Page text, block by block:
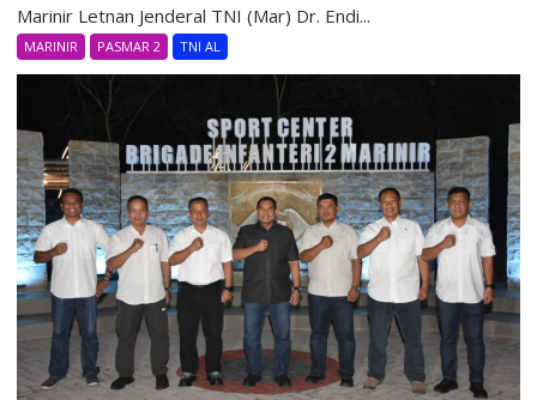
Marinir Letnan Jenderal TNI (Mar) Dr. Endi...
MARINIR PASMAR 2 TNI AL